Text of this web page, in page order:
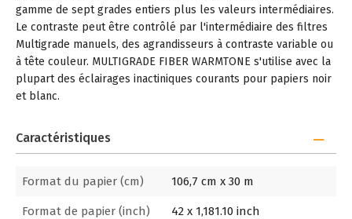
gamme de sept grades entiers plus les valeurs intermédiaires.
Le contraste peut être contrôlé par l'intermédiaire des filtres
Multigrade manuels, des agrandisseurs à contraste variable ou
à tête couleur. MULTIGRADE FIBER WARMTONE s'utilise avec la
plupart des éclairages inactiniques courants pour papiers noir
et blanc.
Caractéristiques
Format du papier (cm) 106,7 cm x 30 m
Format de papier (inch) 42 x 1,181.10 inch